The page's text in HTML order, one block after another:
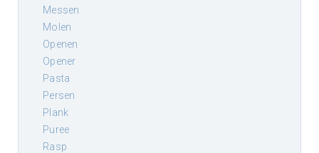
messen
molen
openen
opener
pasta
persen
plank
puree
rasp